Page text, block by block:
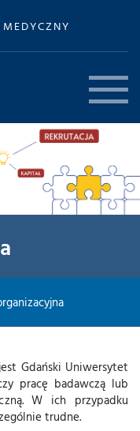
Gdański Uniwersytet
pracę badawczą lub
W ich przypadku
trudne.